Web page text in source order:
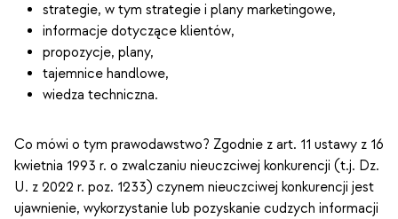
strategie, w tym strategie i plany marketingowe,
informacje dotyczące klientów,
propozycje, plany,
tajemnice handlowe,
wiedza techniczna.
Co mówi o tym prawodawstwo? Zgodnie z art. 11 ustawy z 16
kwietnia 1993 r. o zwalczaniu nieuczciwej konkurencji (t.j. Dz.
U. z 2022 r. poz. 1233) czynem nieuczciwej konkurencji jest
ujawnienie, wykorzystanie lub pozyskanie cudzych informacji